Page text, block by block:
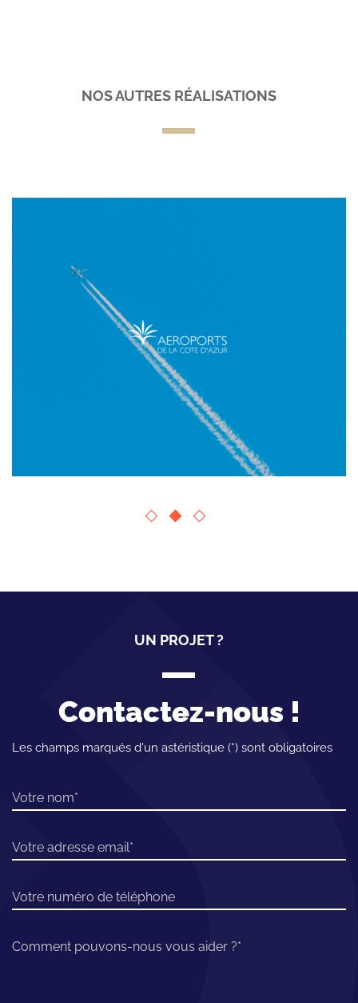
NOS AUTRES RÉALISATIONS
UN PROJET ?
Contactez-nous !
Les champs marqués d'un astéristique (*) sont obligatoires
Votre nom
Votre adresse email
Votre numéro de téléphone
Comment pouvons-nous vous aider ?